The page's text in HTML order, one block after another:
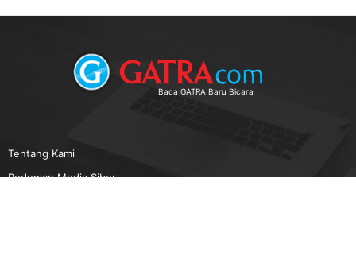
Baca GATRA Baru Bicara
Tentang Kami
Pedoman Media Siber